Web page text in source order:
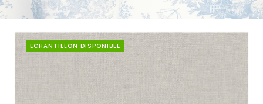
ECHANTILLON DISPONIBLE